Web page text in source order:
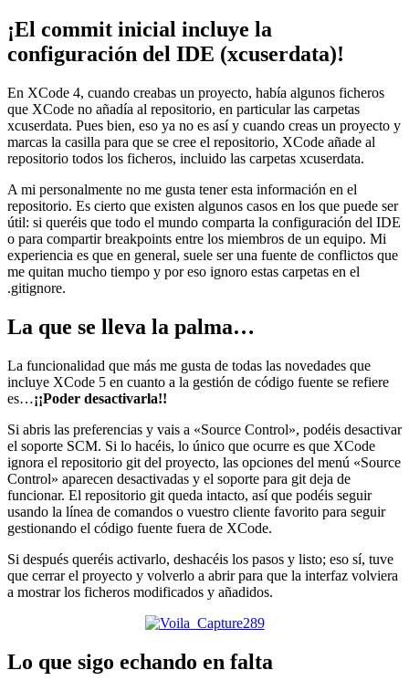
¡El commit inicial incluye la
configuración del IDE (xcuserdata)!
En XCode 4, cuando creabas un proyecto, había algunos ficheros
que XCode no añadía al repositorio, en particular las carpetas
xcuserdata. Pues bien, eso ya no es así y cuando creas un proyecto y
marcas la casilla para que se cree el repositorio, XCode añade al
repositorio todos los ficheros, incluido las carpetas xcuserdata.
A mi personalmente no me gusta tener esta información en el
repositorio. Es cierto que existen algunos casos en los que puede ser
útil: si queréis que todo el mundo comparta la configuración del IDE
o para compartir breakpoints entre los miembros de un equipo. Mi
experiencia es que en general, suele ser una fuente de conflictos que
me quitan mucho tiempo y por eso ignoro estas carpetas en el
.gitignore.
La que se lleva la palma…
La funcionalidad que más me gusta de todas las novedades que
incluye XCode 5 en cuanto a la gestión de código fuente se refiere
es…¡¡Poder desactivarla!!
Si abris las preferencias y vais a «Source Control», podéis desactivar
el soporte SCM. Si lo hacéis, lo único que ocurre es que XCode
ignora el repositorio git del proyecto, las opciones del menú «Source
Control» aparecen desactivadas y el soporte para git deja de
funcionar. El repositorio git queda intacto, así que podéis seguir
usando la línea de comandos o vuestro cliente favorito para seguir
gestionando el código fuente fuera de XCode.
Si después queréis activarlo, deshacéis los pasos y listo; eso sí, tuve
que cerrar el proyecto y volverlo a abrir para que la interfaz volviera
a mostrar los ficheros modificados y añadidos.
Lo que sigo echando en falta